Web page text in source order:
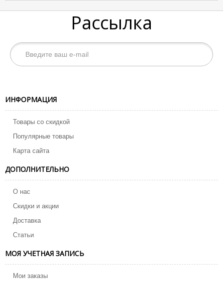
Рассылка
ИНФОРМАЦИЯ
Товары со скидкой
Популярные товары
Карта сайта
ДОПОЛНИТЕЛЬНО
О нас
Скидки и акции
Доставка
Статьи
МОЯ УЧЕТНАЯ ЗАПИСЬ
Мои заказы